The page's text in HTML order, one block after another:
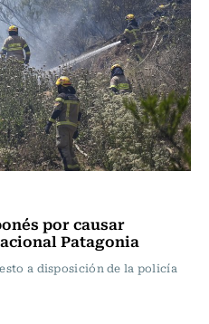
por causar
Patagonia
a disposición de la policía